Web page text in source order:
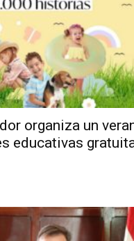
organiza un
educativas